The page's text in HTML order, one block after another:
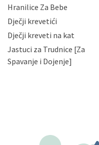
slučajevima koji su
da možete u svako
zatražiti prestanak
podataka. Opoziv
gore navedenu
Hranilice Za Bebe
Dječji krevetići
Dječji kreveti na kat
Jastuci za Trudnice [Za
Spavanje i Dojenje]